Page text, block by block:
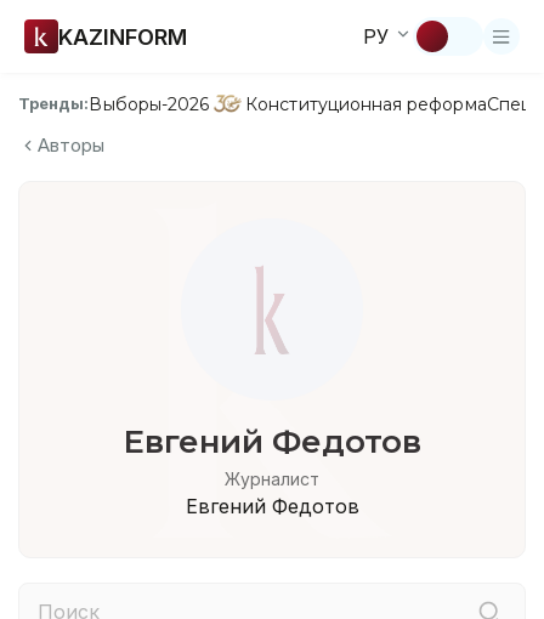
KAZINFORM РУ
Тренды:Выборы-2026 Конституционная реформа
Авторы
Евгений Федотов
Журналист
Евгений Федотов